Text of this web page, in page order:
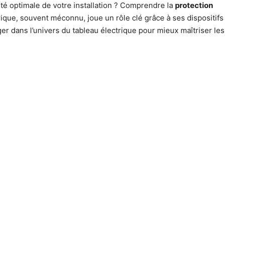
optimale de votre installation ? Comprendre la protection
souvent méconnu, joue un rôle clé grâce à ses dispositifs
dans l’univers du tableau électrique pour mieux maîtriser les